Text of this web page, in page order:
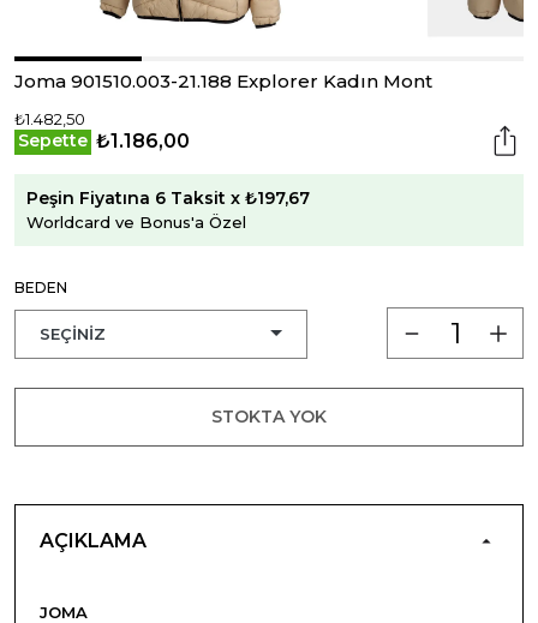
Joma 901510.003-21.188 Explorer Kadın Mont
₺1.482,50
Sepette ₺1.186,00
Peşin Fiyatına 6 Taksit x ₺197,67
Worldcard ve Bonus'a Özel
BEDEN
STOKTA YOK
AÇIKLAMA
JOMA